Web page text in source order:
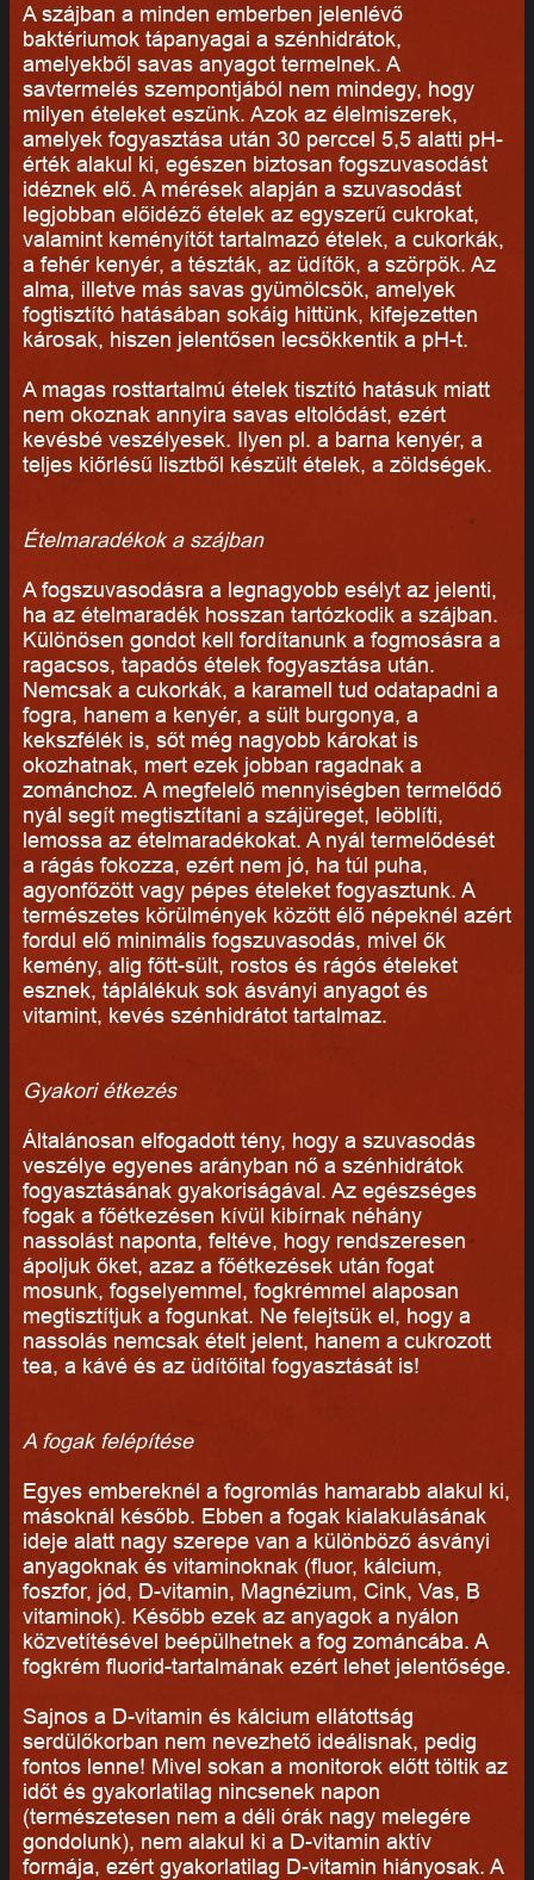
A szájban a minden emberben jelenlévő
baktériumok tápanyagai a szénhidrátok,
amelyekből savas anyagot termelnek. A
savtermelés szempontjából nem mindegy, hogy
milyen ételeket eszünk. Azok az élelmiszerek,
amelyek fogyasztása után 30 perccel 5,5 alatti pH-
érték alakul ki, egészen biztosan fogszuvasodást
idéznek elő. A mérések alapján a szuvasodást
legjobban előidéző ételek az egyszerű cukrokat,
valamint keményítőt tartalmazó ételek, a cukorkák,
a fehér kenyér, a tészták, az üdítők, a szörpök. Az
alma, illetve más savas gyümölcsök, amelyek
fogtisztító hatásában sokáig hittünk, kifejezetten
károsak, hiszen jelentősen lecsökkentik a pH-t.
A magas rosttartalmú ételek tisztító hatásuk miatt
nem okoznak annyira savas eltolódást, ezért
kevésbé veszélyesek. Ilyen pl. a barna kenyér, a
teljes kiőrlésű lisztből készült ételek, a zöldségek.
Ételmaradékok a szájban
A fogszuvasodásra a legnagyobb esélyt az jelenti,
ha az ételmaradék hosszan tartózkodik a szájban.
Különösen gondot kell fordítanunk a fogmosásra a
ragacsos, tapadós ételek fogyasztása után.
Nemcsak a cukorkák, a karamell tud odatapadni a
fogra, hanem a kenyér, a sült burgonya, a
kekszfélék is, sőt még nagyobb károkat is
okozhatnak, mert ezek jobban ragadnak a
zománchoz. A megfelelő mennyiségben termelődő
nyál segít megtisztítani a szájüreget, leöblíti,
lemossa az ételmaradékokat. A nyál termelődését
a rágás fokozza, ezért nem jó, ha túl puha,
agyonfőzött vagy pépes ételeket fogyasztunk. A
természetes körülmények között élő népeknél azért
fordul elő minimális fogszuvasodás, mivel ők
kemény, alig főtt-sült, rostos és rágós ételeket
esznek, táplálékuk sok ásványi anyagot és
vitamint, kevés szénhidrátot tartalmaz.
Gyakori étkezés
Általánosan elfogadott tény, hogy a szuvasodás
veszélye egyenes arányban nő a szénhidrátok
fogyasztásának gyakoriságával. Az egészséges
fogak a főétkezésen kívül kibírnak néhány
nassolást naponta, feltéve, hogy rendszeresen
ápoljuk őket, azaz a főétkezések után fogat
mosunk, fogselyemmel, fogkrémmel alaposan
megtisztítjuk a fogunkat. Ne felejtsük el, hogy a
nassolás nemcsak ételt jelent, hanem a cukrozott
tea, a kávé és az üdítőital fogyasztását is!
A fogak felépítése
Egyes embereknél a fogromlás hamarabb alakul ki,
másoknál később. Ebben a fogak kialakulásának
ideje alatt nagy szerepe van a különböző ásványi
anyagoknak és vitaminoknak (fluor, kálcium,
foszfor, jód, D-vitamin, Magnézium, Cink, Vas, B
vitaminok). Később ezek az anyagok a nyálon
közvetítésével beépülhetnek a fog zománcába. A
fogkrém fluorid-tartalmának ezért lehet jelentősége.
Sajnos a D-vitamin és kálcium ellátottság
serdülőkorban nem nevezhető ideálisnak, pedig
fontos lenne! Mivel sokan a monitorok előtt töltik az
időt és gyakorlatilag nincsenek napon
(természetesen nem a déli órák nagy melegére
gondolunk), nem alakul ki a D-vitamin aktív
formája, ezért gyakorlatilag D-vitamin hiányosak. A